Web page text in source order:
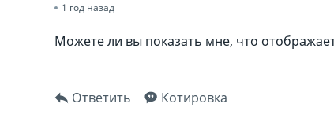
1 год назад
Можете ли вы показать мне, что
Ответить Котировка